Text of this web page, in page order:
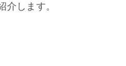
介します。